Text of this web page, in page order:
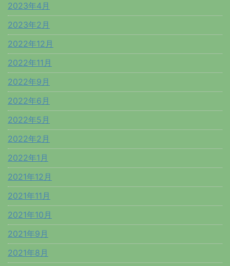
2023年4月
2023年2月
2022年12月
2022年11月
2022年9月
2022年6月
2022年5月
2022年2月
2022年1月
2021年12月
2021年11月
2021年10月
2021年9月
2021年8月